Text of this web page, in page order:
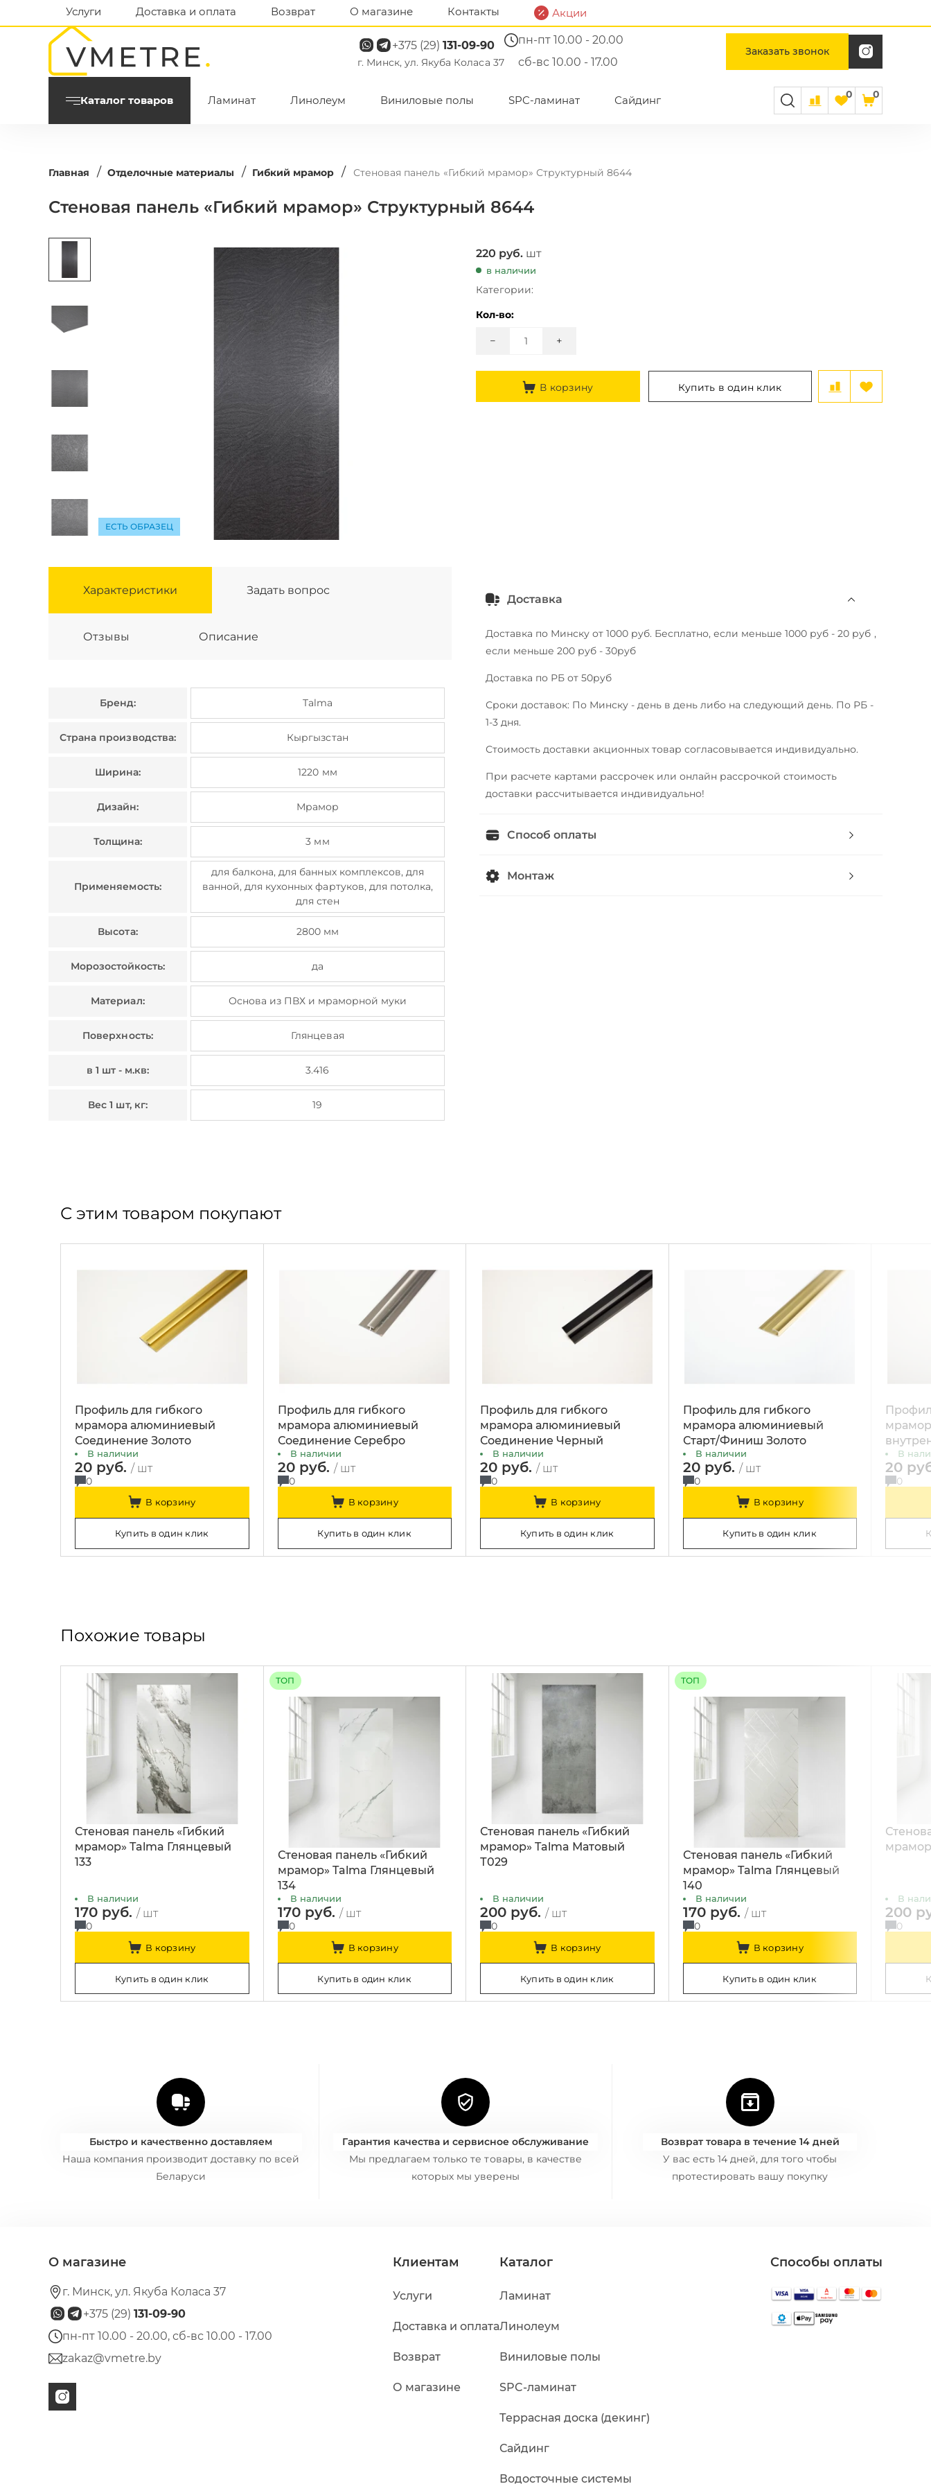
Услуги Доставка и оплата Возврат О магазине Контакты Акции
+375 (29)131-09-90
г. Минск, ул. Якуба Коласа 37
пн-пт 10.00 - 20.00
сб-вс 10.00 - 17.00
Заказать звонок
Каталог товаров Ламинат Линолеум Виниловые полы SPC-ламинат Сайдинг 0 0
Главная / Отделочные материалы / Гибкий мрамор / Стеновая панель «Гибкий мрамор» Структурный 8644
Стеновая панель «Гибкий мрамор» Структурный 8644
ЕСТЬ ОБРАЗЕЦ
220 руб. шт
в наличии
Категории:
Кол-во:
+
−
В корзину Купить в один клик
Доставка
Доставка по Минску от 1000 руб. Бесплатно, если меньше 1000 руб - 20 руб ,
если меньше 200 руб - 30руб
Доставка по РБ от 50руб
Сроки доставок: По Минску - день в день либо на следующий день. По РБ -
1-3 дня.
Стоимость доставки акционных товар согласовывается индивидуально.
При расчете картами рассрочек или онлайн рассрочкой стоимость
доставки рассчитывается индивидуально!
Способ оплаты
Монтаж
Характеристики Задать вопрос
Отзывы Описание
Бренд: Talma
Страна производства: Кыргызстан
Ширина: 1220 мм
Дизайн: Мрамор
Толщина: 3 мм
Применяемость:
для балкона, для банных комплексов, для
ванной, для кухонных фартуков, для потолка,
для стен
Высота: 2800 мм
Морозостойкость: да
Материал: Основа из ПВХ и мраморной муки
Поверхность: Глянцевая
в 1 шт - м.кв: 3.416
Вес 1 шт, кг: 19
С этим товаром покупают
Профиль для гибкого
мрамора алюминиевый
Соединение Золото
В наличии
20 руб./ шт
0
В корзину
Купить в один клик
Профиль для гибкого
мрамора алюминиевый
Соединение Серебро
В наличии
20 руб. / шт
0
В корзину
Купить в один клик
Профиль для гибкого
мрамора алюминиевый
Соединение Черный
В наличии
20 руб./ шт
0
В корзину
Купить в один клик
Профиль для гибкого
мрамора алюминиевый
Старт/Финиш Золото
В наличии
20 руб. / шт
0
В корзину
Купить в один клик
В
20
0
Похожие товары
Стеновая панель «Гибкий
мрамор» Talma Глянцевый
133
В наличии
170 руб./ шт
0
В корзину
Купить в один клик
ТОП
Стеновая панель «Гибкий
мрамор» Talma Глянцевый
134
В наличии
170 руб. / шт
0
В корзину
Купить в один клик
Стеновая панель «Гибкий
мрамор» Talma Матовый
Т029
В наличии
200 руб./ шт
0
В корзину
Купить в один клик
ТОП
Стеновая панель «Гибкий
мрамор» Talma Глянцевый
140
В наличии
170 руб. / шт
0
В корзину
Купить в один клик
В
200
0
Быстро и качественно доставляем
Наша компания производит доставку по всей
Беларуси
Гарантия качества и сервисное обслуживание
Мы предлагаем только те товары, в качестве
которых мы уверены
Возврат товара в течение 14 дней
У вас есть 14 дней, для того чтобы
протестировать вашу покупку
О магазине
г. Минск, ул. Якуба Коласа 37
+375 (29)131-09-90
пн-пт 10.00 - 20.00, сб-вс 10.00 - 17.00
zakaz@vmetre.by
Клиентам
Услуги
Доставка и оплата
Возврат
О магазине
Каталог
Ламинат
Линолеум
Виниловые полы
SPC-ламинат
Террасная доска (декинг)
Сайдинг
Водосточные системы
Способы оплаты